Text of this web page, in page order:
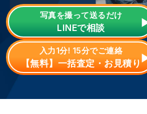
写真を撮って送るだけ
LINEで相談
入力1分! 15分でご連絡
【無料】一括査定・お見積り